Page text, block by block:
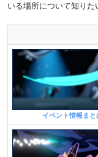
いる場所について知りた
イベント情報まと